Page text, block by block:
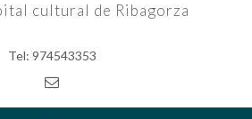
cultural de Ribagorza
Tel: 974543353